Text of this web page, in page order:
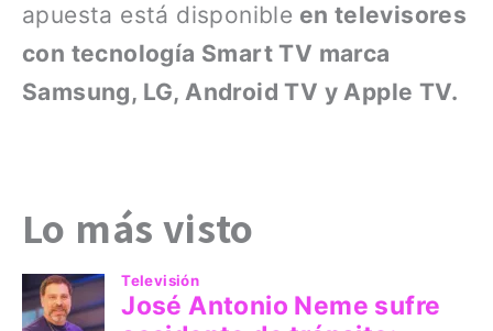
apuesta está disponible en televisores
con tecnología Smart TV marca
Samsung, LG, Android TV y Apple TV.
Lo más visto